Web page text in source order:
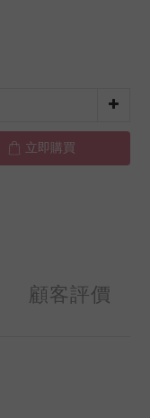
立即購買
顧客評價